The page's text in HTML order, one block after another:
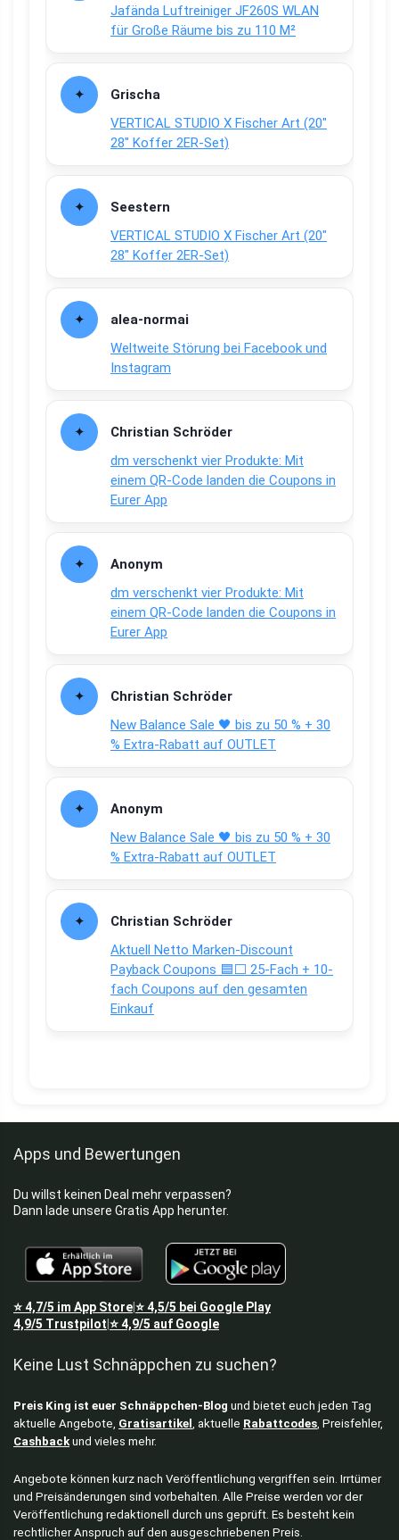
Jafända Luftreiniger JF260S WLAN
für Große Räume bis zu 110 M²
Grischa
VERTICAL STUDIO X Fischer Art (20″
28″ Koffer 2ER-Set)
Seestern
VERTICAL STUDIO X Fischer Art (20″
28″ Koffer 2ER-Set)
alea-normai
Weltweite Störung bei Facebook und
Instagram
Christian Schröder
dm verschenkt vier Produkte: Mit
einem QR-Code landen die Coupons in
Eurer App
Anonym
dm verschenkt vier Produkte: Mit
einem QR-Code landen die Coupons in
Eurer App
Christian Schröder
New Balance Sale 🖤 bis zu 50 % + 30
% Extra-Rabatt auf OUTLET
Anonym
New Balance Sale 🖤 bis zu 50 % + 30
% Extra-Rabatt auf OUTLET
Christian Schröder
Aktuell Netto Marken-Discount
Payback Coupons 🟦⬜ 25-Fach + 10-
fach Coupons auf den gesamten
Einkauf
Apps und Bewertungen
Du willst keinen Deal mehr verpassen?
Dann lade unsere Gratis App herunter.
⭐4,7/5 im App Store⭐4,5/5 bei Google Play
4,9/5 Trustpilot ⭐4,9/5 auf Google
Keine Lust Schnäppchen zu suchen?
Preis King ist euer Schnäppchen-Blog und bietet euch jeden Tag
aktuelle Angebote, Gratisartikel , aktuelle Rabattcodes , Preisfehler,
Cashback und vieles mehr.
Angebote können kurz nach Veröffentlichung vergriffen sein. Irrtümer
und Preisänderungen sind vorbehalten. Alle Preise werden vor der
Veröffentlichung redaktionell durch uns geprüft. Es besteht kein
rechtlicher Anspruch auf den ausgeschriebenen Preis.